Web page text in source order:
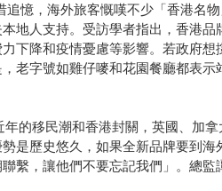
憶，海外旅客慨嘆不少「香港名
地人支持。受訪學者指出，香港品
下降和疫情憂慮等影響。若政府想
老字號如雞仔嘜和花園餐廳都表示
的移民潮和香港封關，英國、加
是歷史悠久，如果全新品牌要到海
繫，讓他們不要忘記我們」。總監